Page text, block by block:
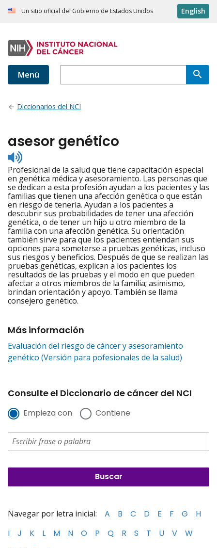
Un sitio oficial del Gobierno de Estados Unidos English
Menú
Diccionarios del NCI
asesor genético
Listen
to
pronunciation
Profesional de la salud que tiene capacitación especial
en genética médica y asesoramiento. Las personas que
se dedican a esta profesión ayudan a los pacientes y las
familias que tienen una afección genética o que están
en riesgo de tenerla. Ayudan a los pacientes a
descubrir sus probabilidades de tener una afección
genética, o de tener un hijo u otro miembro de la
familia con una afección genética. Su orientación
también sirve para que los pacientes entiendan sus
opciones para someterse a pruebas genéticas, incluso
sus riesgos y beneficios. Después de que se realizan las
pruebas genéticas, explican a los pacientes los
resultados de las pruebas y el modo en que pueden
afectar a otros miembros de la familia; asimismo,
brindan orientación y apoyo. También se llama
consejero genético.
Más información
Evaluación del riesgo de cáncer y asesoramiento
genético (Versión para pofesionales de la salud)
Consulte el Diccionario de cáncer del NCI
Empieza con Contiene
Navegar por letra inicial: A B C D E F G
H
I
J K L M N O P Q R S T U V
W